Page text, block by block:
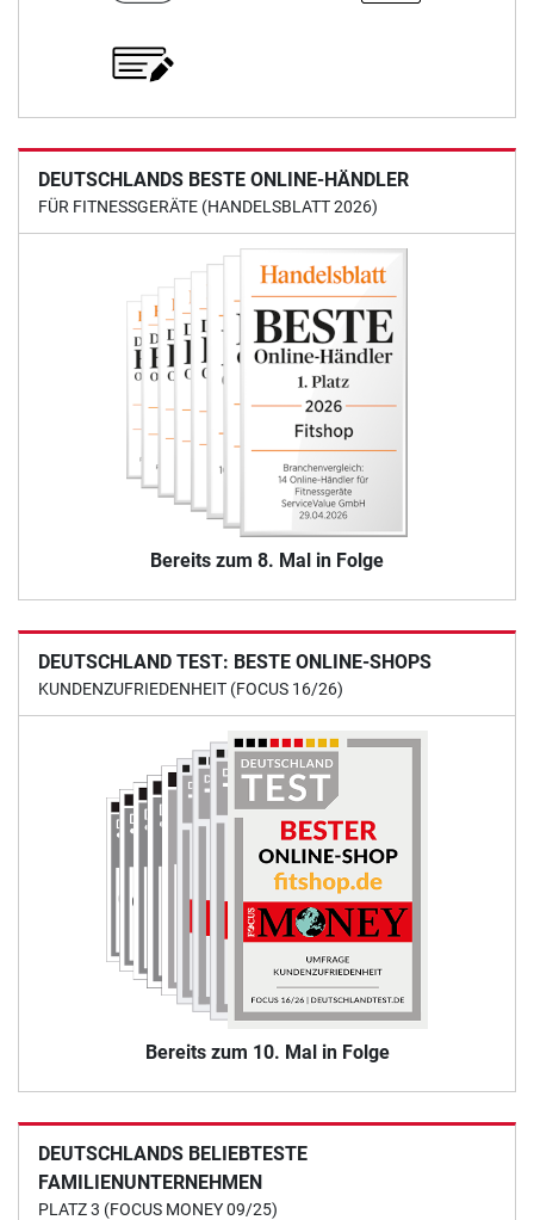
DEUTSCHLANDS BESTE ONLINE-HÄNDLER
FÜR FITNESSGERÄTE (HANDELSBLATT 2026)
Bereits zum 8. Mal in Folge
DEUTSCHLAND TEST: BESTE ONLINE-SHOPS
KUNDENZUFRIEDENHEIT (FOCUS 16/26)
Bereits zum 10. Mal in Folge
DEUTSCHLANDS BELIEBTESTE
FAMILIENUNTERNEHMEN
PLATZ 3 (FOCUS MONEY 09/25)